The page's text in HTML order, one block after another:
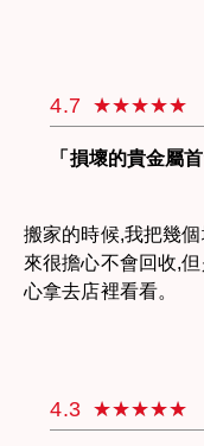
4.7
「損壞的貴金屬
搬家的時候,我把幾
來很擔心不會回收,
心拿去店裡看看。
一跳。後來聽到店
很多呦！」我終於
4.3